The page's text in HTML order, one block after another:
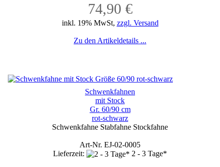
74,90 €
inkl. 19% MwSt, zzgl. Versand
Zu den Artikeldetails ...
Schwenkfahnen
mit Stock
Gr. 60/90 cm
rot-schwarz
Schwenkfahne Stabfahne Stockfahne
Art-Nr. EJ-02-0005
Lieferzeit:
2 - 3 Tage*